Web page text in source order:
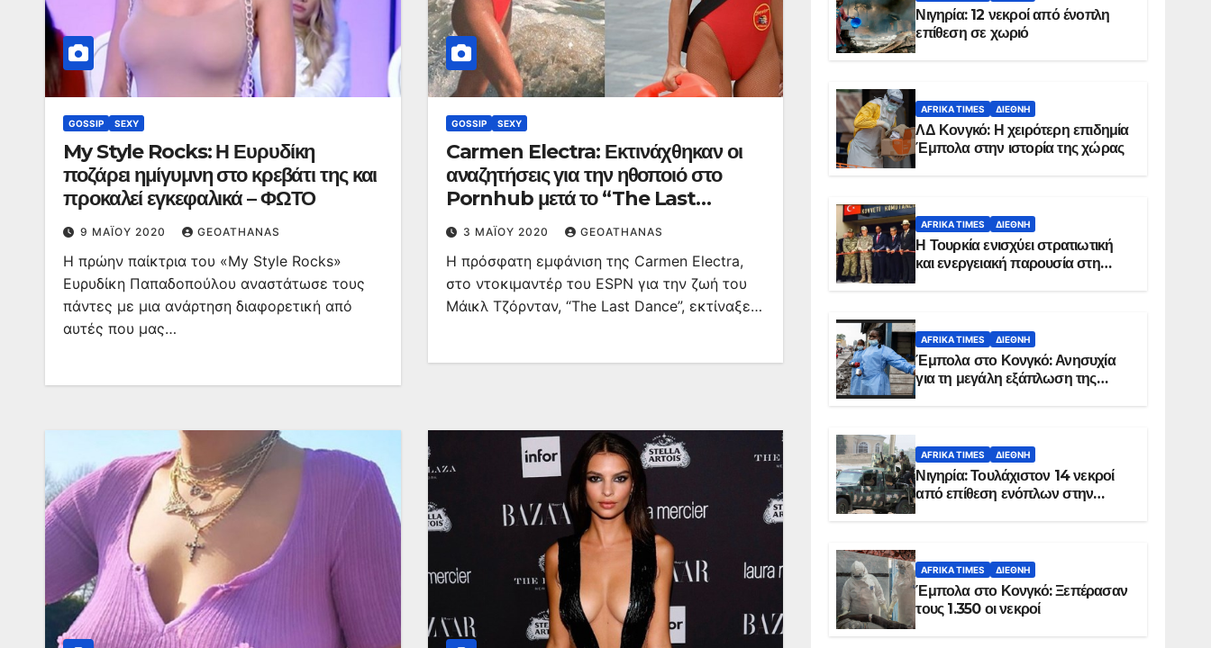
GOSSIP SEXY
My Style Rocks: Η Ευρυδίκη
ποζάρει ημίγυμνη στο κρεβάτι της και
προκαλεί εγκεφαλικά – ΦΩΤΟ
9 ΜΑΪ́ΟΥ 2020 GEOATHANAS
Η πρώην παίκτρια του «My Style Rocks»
Ευρυδίκη Παπαδοπούλου αναστάτωσε τους
πάντες με μια ανάρτηση διαφορετική από
αυτές που μας…
GOSSIP SEXY
Carmen Electra: Εκτινάχθηκαν οι
αναζητήσεις για την ηθοποιό στο
Pornhub μετά το “The Last
Dance”
3 ΜΑΪ́ΟΥ 2020 GEOATHANAS
Η πρόσφατη εμφάνιση της Carmen Electra,
στο ντοκιμαντέρ του ESPN για την ζωή του
Μάικλ Τζόρνταν, “The Last Dance”, εκτίναξε…
Νιγηρία: 12 νεκροί από ένοπλη
επίθεση σε χωριό
AFRIKA TIMES ΔΙΕΘΝΉ
ΛΔ Κονγκό: Η χειρότερη επιδημία
Έμπολα στην ιστορία της χώρας
AFRIKA TIMES ΔΙΕΘΝΉ
Η Τουρκία ενισχύει στρατιωτική
και ενεργειακή παρουσία στη
AFRIKA TIMES ΔΙΕΘΝΉ
Έμπολα στο Κονγκό: Ανησυχία
για τη μεγάλη εξάπλωση της
AFRIKA TIMES ΔΙΕΘΝΉ
Νιγηρία: Τουλάχιστον 14 νεκροί
από επίθεση ενόπλων στην
AFRIKA TIMES ΔΙΕΘΝΉ
Έμπολα στο Κονγκό: Ξεπέρασαν
τους 1.350 οι νεκροί